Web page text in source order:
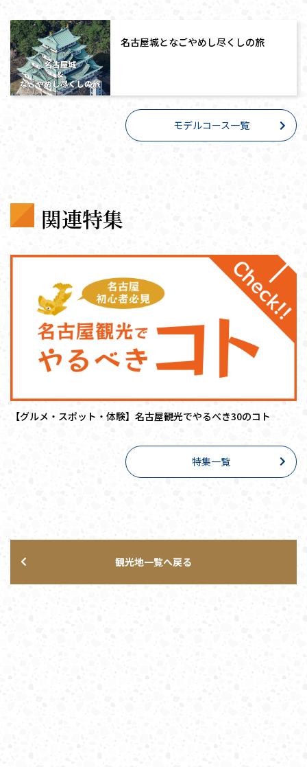
名古屋城となごやめし尽くしの旅
モデルコース一覧
関連特集
【グルメ・スポット・体験】名古屋観光でやるべき30のコト
特集一覧
観光地一覧へ戻る